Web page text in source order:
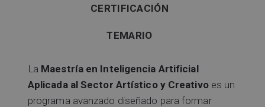
CERTIFICACIÓN
TEMARIO
La Maestría en Inteligencia Artificial
Aplicada al Sector Artístico y Creativoes un
programa avanzado diseñado para formar